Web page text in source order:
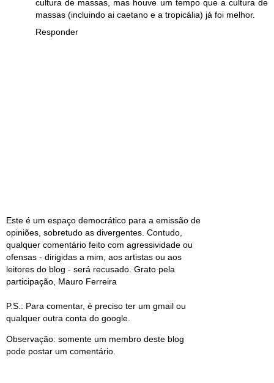
cultura de massas, mas houve um tempo que a cultura de
massas (incluindo ai caetano e a tropicália) já foi melhor.
Responder
Este é um espaço democrático para a emissão de
opiniões, sobretudo as divergentes. Contudo,
qualquer comentário feito com agressividade ou
ofensas - dirigidas a mim, aos artistas ou aos
leitores do blog - será recusado. Grato pela
participação, Mauro Ferreira
P.S.: Para comentar, é preciso ter um gmail ou
qualquer outra conta do google.
Observação: somente um membro deste blog
pode postar um comentário.